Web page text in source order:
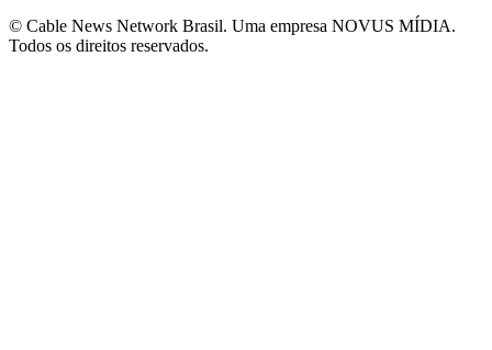
© Cable News Network Brasil. Uma empresa NOVUS MÍDIA.
Todos os direitos reservados.